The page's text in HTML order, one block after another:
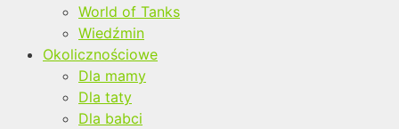
World of Tanks
Wiedźmin
Okolicznościowe
Dla mamy
Dla taty
Dla babci